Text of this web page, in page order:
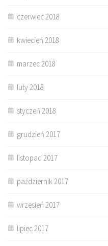
czerwiec 2018
kwiecień 2018
marzec 2018
luty 2018
styczeń 2018
grudzień 2017
listopad 2017
październik 2017
wrzesień 2017
lipiec 2017